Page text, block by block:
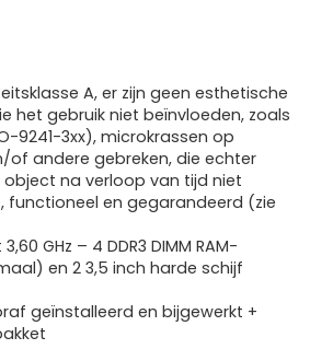
A, er zijn geen esthetische
het gebruik niet beïnvloeden, zoals
9241-3xx), microkrassen op
of andere gebreken, die echter
na verloop van tijd niet
functioneel en gegarandeerd (zie
GHz – 4 DDR3 DIMM RAM-
en 2 3,5 inch harde schijf
geïnstalleerd en bijgewerkt +